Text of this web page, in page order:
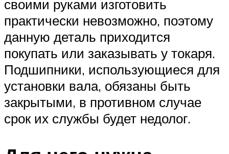
своими руками изготовить
практически невозможно, поэтому
данную деталь приходится
покупать или заказывать у токаря.
Подшипники, использующиеся для
установки вала, обязаны быть
закрытыми, в противном случае
срок их службы будет недолог.